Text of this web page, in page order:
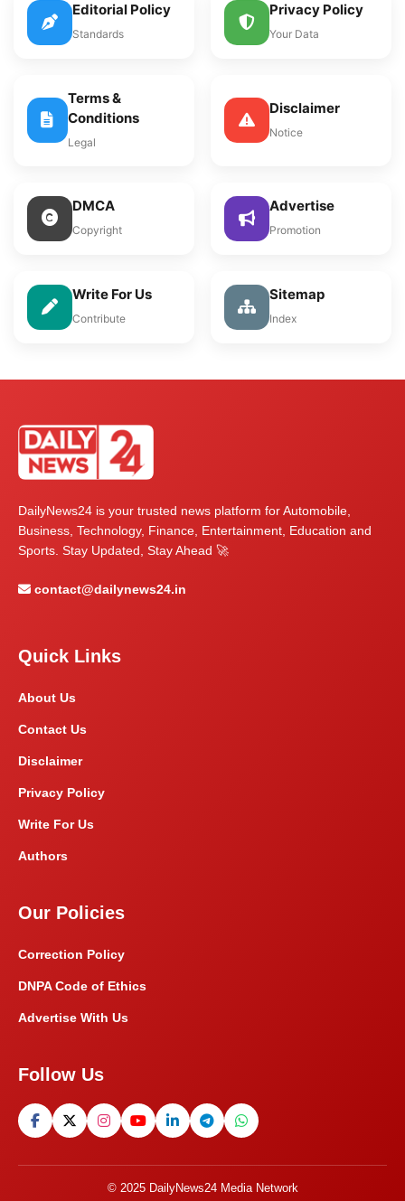
Editorial Policy
Standards
Privacy Policy
Your Data
Terms &
Conditions
Legal
Disclaimer
Notice
DMCA
Copyright
Advertise
Promotion
Write For Us
Contribute
Sitemap
Index
DailyNews24 is your trusted news platform for Automobile,
Business, Technology, Finance, Entertainment, Education and
Sports. Stay Updated, Stay Ahead 🚀
contact@dailynews24.in
Quick Links
About Us
Contact Us
Disclaimer
Privacy Policy
Write For Us
Authors
Our Policies
Correction Policy
DNPA Code of Ethics
Advertise With Us
Follow Us
© 2025 DailyNews24 Media Network